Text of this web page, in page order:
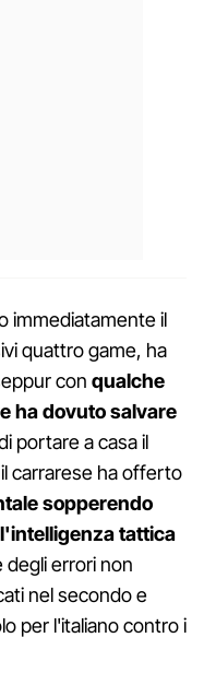
immediatamente il
quattro game, ha
con qualche
ha dovuto salvare
portare a casa il
carrarese ha offerto
sopperendo
tattica
errori non
nel secondo e
per l'italiano contro i